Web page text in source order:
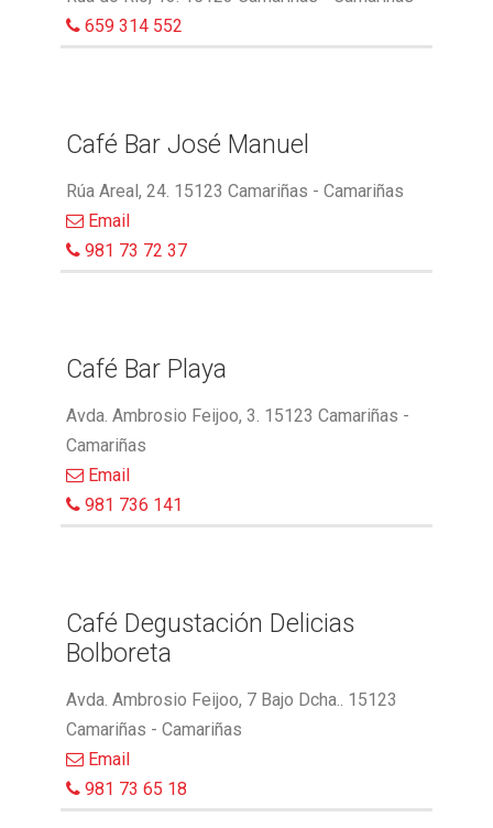
659 314 552
Café Bar José Manuel
Rúa Areal, 24. 15123 Camariñas - Camariñas
Email
981 73 72 37
Café Bar Playa
Avda. Ambrosio Feijoo, 3. 15123 Camariñas -
Camariñas
Email
981 736 141
Café Degustación Delicias
Bolboreta
Avda. Ambrosio Feijoo, 7 Bajo Dcha.. 15123
Camariñas - Camariñas
Email
981 73 65 18